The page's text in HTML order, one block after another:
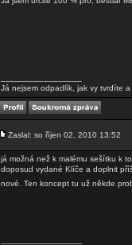
Já nejsem odpadlík, jak vy tvrdíte
Zaslal: so říjen 02, 2010 13:52
já možná než k malému sešítku k
doposud vydané Klíče a doplnit
nové. Ten koncept tu už někde